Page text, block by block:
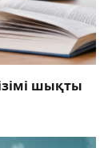
шықты